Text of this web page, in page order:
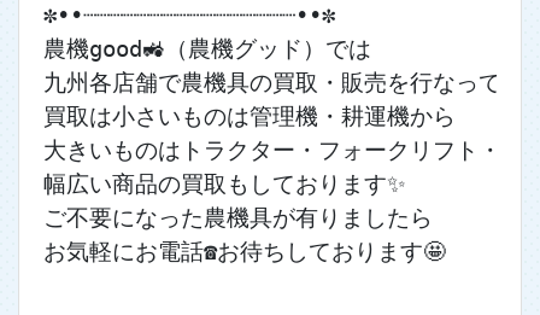
✼••┈┈┈┈┈┈┈┈┈┈┈┈┈┈┈┈••✼
農機good🚜（農機グッド）では
九州各店舗で農機具の買取・販売を行なってお
買取は小さいものは管理機・耕運機から
大きいものはトラクター・フォークリフト・ユ
幅広い商品の買取もしております✨
ご不要になった農機具が有りましたら
お気軽にお電話☎お待ちしております🤩